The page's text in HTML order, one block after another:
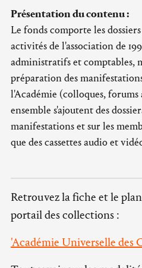
Présentation du contenu :
Le fonds comporte les
activités de l'association de
administratifs et comptables,
préparation des
l'Académie (colloques,
ensemble s'ajoutent des
manifestations et sur les
que des cassettes audio et
Retrouvez la fiche et le
portail des collections :
'Académie Universelle des